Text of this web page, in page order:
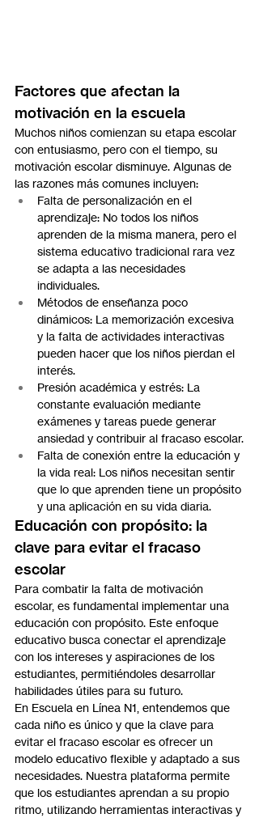
Factores que afectan la
motivación en la escuela
Muchos niños comienzan su etapa escolar
con entusiasmo, pero con el tiempo, su
motivación escolar disminuye. Algunas de
las razones más comunes incluyen:
Falta de personalización en el
aprendizaje: No todos los niños
aprenden de la misma manera, pero el
sistema educativo tradicional rara vez
se adapta a las necesidades
individuales.
Métodos de enseñanza poco
dinámicos: La memorización excesiva
y la falta de actividades interactivas
pueden hacer que los niños pierdan el
interés.
Presión académica y estrés: La
constante evaluación mediante
exámenes y tareas puede generar
ansiedad y contribuir al fracaso escolar.
Falta de conexión entre la educación y
la vida real: Los niños necesitan sentir
que lo que aprenden tiene un propósito
y una aplicación en su vida diaria.
Educación con propósito: la
clave para evitar el fracaso
escolar
Para combatir la falta de motivación
escolar, es fundamental implementar una
educación con propósito. Este enfoque
educativo busca conectar el aprendizaje
con los intereses y aspiraciones de los
estudiantes, permitiéndoles desarrollar
habilidades útiles para su futuro.
En Escuela en Línea N1, entendemos que
cada niño es único y que la clave para
evitar el fracaso escolar es ofrecer un
modelo educativo flexible y adaptado a sus
necesidades. Nuestra plataforma permite
que los estudiantes aprendan a su propio
ritmo, utilizando herramientas interactivas y